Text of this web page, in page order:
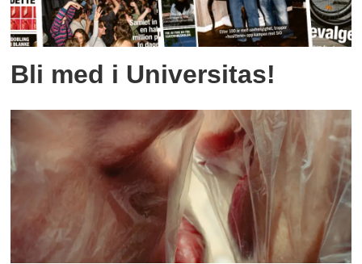
Bli med i Universitas!